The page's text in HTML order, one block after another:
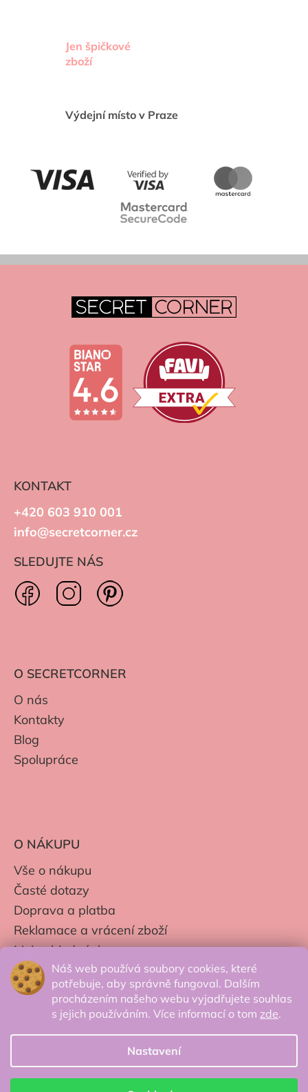
Náš web používá soubory cookies, které
potřebuje, aby správně fungoval. Dalším
procházením našeho webu vyjadřujete souhlas
s jejich používáním. Více informací o tom zde.
Nastavení
Jen špičkové
zboží
Výdejní místo v Praze
KONTAKT
+420 603 910 001
info@secretcorner.cz
SLEDUJTE NÁS
O SECRETCORNER
O nás
Kontakty
Blog
Spolupráce
O NÁKUPU
Vše o nákupu
Časté dotazy
Doprava a platba
Reklamace a vrácení zboží
Moje objednávky
Obchodní podmínky
Zpracování os. údajů
© 2026 Secretcorner.cz - Všechna práva
vyhrazena.